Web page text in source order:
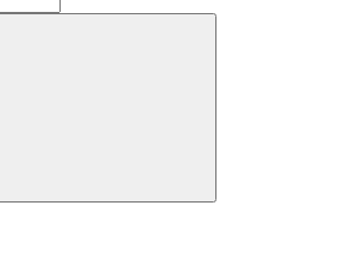
Suchen